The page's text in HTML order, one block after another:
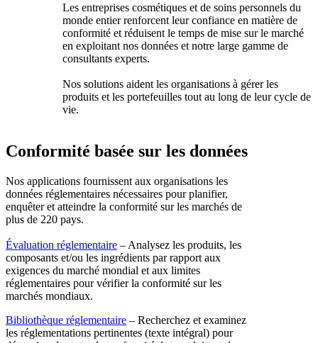
Les entreprises cosmétiques et de soins personnels du
monde entier renforcent leur confiance en matière de
conformité et réduisent le temps de mise sur le marché
en exploitant nos données et notre large gamme de
consultants experts.
Nos solutions aident les organisations à gérer les
produits et les portefeuilles tout au long de leur cycle de
vie.
Conformité basée sur les données
Nos applications fournissent aux organisations les
données réglementaires nécessaires pour planifier,
enquêter et atteindre la conformité sur les marchés de
plus de 220 pays.
Évaluation réglementaire – Analysez les produits, les
composants et/ou les ingrédients par rapport aux
exigences du marché mondial et aux limites
réglementaires pour vérifier la conformité sur les
marchés mondiaux.
Bibliothèque réglementaire – Recherchez et examinez
les réglementations pertinentes (texte intégral) pour